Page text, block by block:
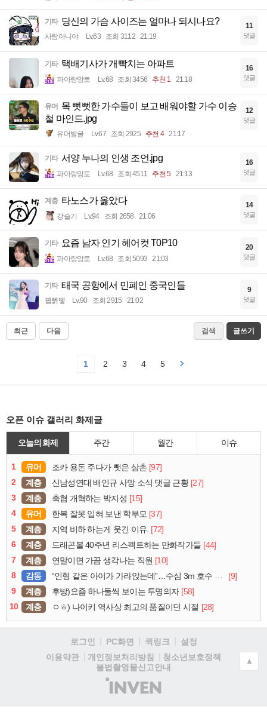
기타 당신의 가슴 사이즈는 얼마나 되시나요?
사람아니야 Lv.63 조회 3112 21:19
11
댓글
기타 택배기사가 개빡치는 아파트
파아랑망토 Lv.68 조회 3456 추천 1 21:18
16
댓글
유머 목 뻣뻣한 가수들이 보고 배워야할 가수 이승
철 마인드.jpg
유머발굴 Lv.67 조회 2925 추천 4 21:17
12
댓글
기타 서양 누나의 인생 조언.jpg
파아랑망토 Lv.68 조회 4511 추천 5 21:13
16
댓글
계층 타노스가 옳았다
강슬기 Lv.94 조회 2658 21:06
14
댓글
기타 요즘 남자 인기 헤어컷 T0P10
파아랑망토 Lv.68 조회 5093 21:03
20
댓글
기타 태국 공항에서 민폐인 중국인들
꿻뻵뗗 Lv.90 조회 2915 21:02
9
댓글
최근 다음 검색 글쓰기
1 2 3 4 5
오픈 이슈 갤러리 화제글
오늘의 화제 주간 월간 이슈
1 유머 조카 용돈 주다가 뺏은 삼촌 [97]
2
계층 신남성연대 배인규 사망 소식 댓글 근황 [27]
3
계층 축협 개혁하는 박지성 [15]
4
유머 한복 잘못 입혀 보낸 학부모 [37]
5
계층 지역 비하 하는게 웃긴 이유. [72]
6
계층 드래곤볼 40주년 리스펙트하는 만화작가들 [44]
7
계층 연말이면 가끔 생각나는 직원 [10]
8
감동 “인형 같은 아이가 가라앉는데”…수심 3m 호수 뛰어든 60대 의인
[9]
9
계층 후방)요즘 하나둘씩 보이는 투명의자 [58]
10
계층 ㅇㅎ) 나이키 역사상 최고의 품질이던 시절 [28]
로그인 PC화면 퀵링크
설정
이용약관
개인정보처리방침
청소년보호정책
불법촬영물신고안내
(주)
인
▲